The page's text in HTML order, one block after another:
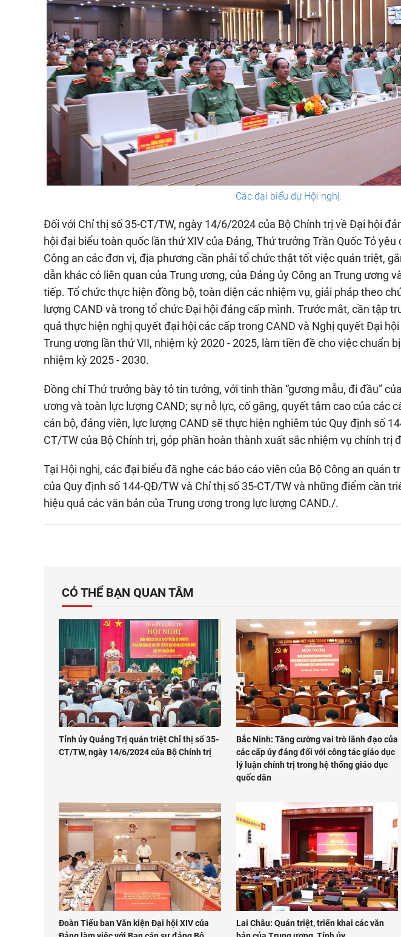
Các đại biểu dự Hội nghị.
Đối với Chỉ thị số 35-CT/TW, ngày 14/6/2024 của Bộ Chính trị về Đại hội
hội đại biểu toàn quốc lần thứ XIV của Đảng, Thứ trưởng Trần Quốc Tỏ
Công an các đơn vị, địa phương cần phải tổ chức thật tốt việc quán triệt,
dẫn khác có liên quan của Trung ương, của Đảng ủy Công an Trung ương
tiếp. Tổ chức thực hiện đồng bộ, toàn diện các nhiệm vụ, giải pháp theo
lượng CAND và trong tổ chức Đại hội đảng cấp mình. Trước mắt, cần tập
quả thực hiện nghị quyết đại hội các cấp trong CAND và Nghị quyết Đại
Trung ương lần thứ VII, nhiệm kỳ 2020 - 2025, làm tiền đề cho việc chuẩn
nhiệm kỳ 2025 - 2030.
Đồng chí Thứ trưởng bày tỏ tin tưởng, với tinh thần “gương mẫu, đi đầu”
ương và toàn lực lượng CAND; sự nỗ lực, cố gắng, quyết tâm cao của các
cán bộ, đảng viên, lực lượng CAND sẽ thực hiện nghiêm túc Quy định số
CT/TW của Bộ Chính trị, góp phần hoàn thành xuất sắc nhiệm vụ chính trị
Tại Hội nghị, các đại biểu đã nghe các báo cáo viên của Bộ Công an quán
của Quy định số 144-QĐ/TW và Chỉ thị số 35-CT/TW và những điểm cần
hiệu quả các văn bản của Trung ương trong lực lượng CAND./.
CÓ THỂ BẠN QUAN TÂM
Tỉnh ủy Quảng Trị quán triệt Chỉ thị số 35-
CT/TW, ngày 14/6/2024 của Bộ Chính trị
Bắc Ninh: Tăng cường vai trò lãnh đạo của
các cấp ủy đảng đối với công tác giáo dục
lý luận chính trị trong hệ thống giáo dục
quốc dân
Đoàn Tiểu ban Văn kiện Đại hội XIV của
Lai Châu: Quán triệt, triển khai các văn